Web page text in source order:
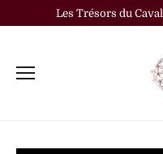
Les Trésors du